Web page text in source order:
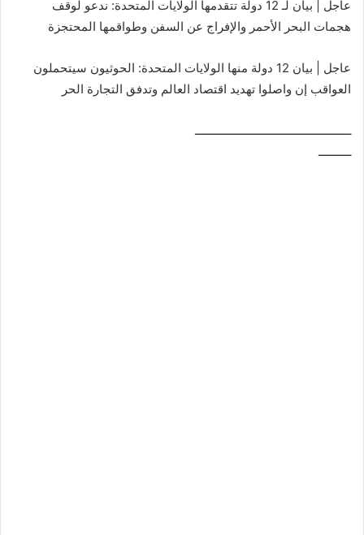
عاجل | بيان لـ 12 دولة تتقدمها الولايات المتحدة: ندعو لوقف
هجمات البحر الأحمر والإفراج عن السفن وطواقمها المحتجزة
عاجل | بيان 12 دولة منها الولايات المتحدة: الحوثيون سيتحملون
العواقب إن واصلوا تهديد اقتصاد العالم وتدفق التجارة الحر
ــــــــــــــــــــــــــــــــــــــــــــــــ
ــــــــــ